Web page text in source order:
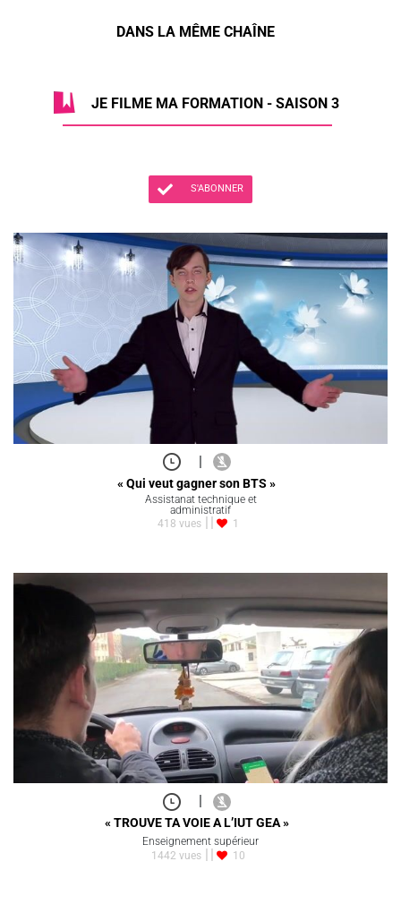
DANS LA MÊME CHAÎNE
JE FILME MA FORMATION - SAISON 3
S'ABONNER
|
« Qui veut gagner son BTS »
Assistanat technique et
administratif
418 vues
1
|
« TROUVE TA VOIE A L’IUT GEA »
Enseignement supérieur
1442 vues
10